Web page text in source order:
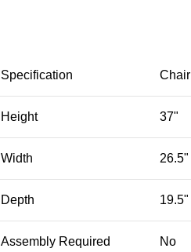
Specification Chair
Height 37"
Width 26.5"
Depth 19.5"
Assembly Required No